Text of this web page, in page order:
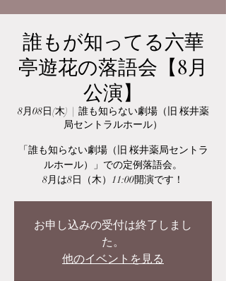
誰もが知ってる六華
亭遊花の落語会【8月
公演】
8月08日(木)
  |
誰も知らない劇場（旧 桜井薬
局セントラルホール）
「誰も知らない劇場（旧 桜井薬局セントラ
ルホール）」での定例落語会。
8月は8日（木）11:00開演です！
お申し込みの受付は終了しまし
た。
他のイベントを見る